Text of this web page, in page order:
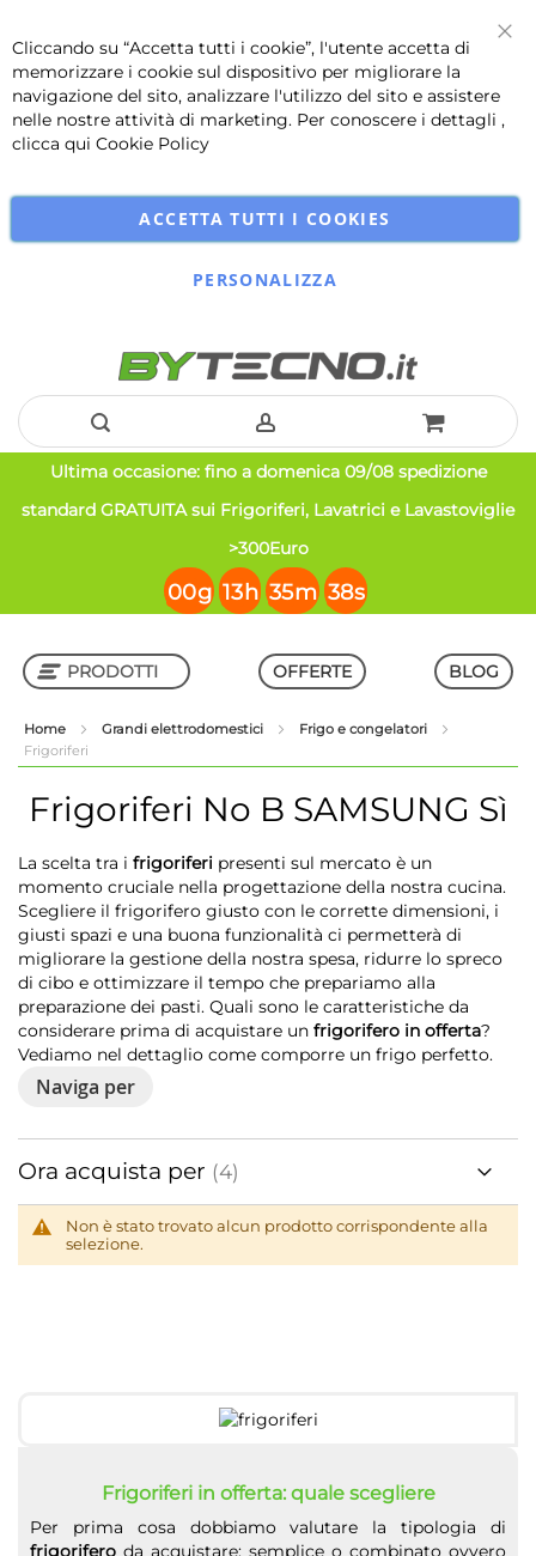
Cliccando su “Accetta tutti i cookie”, l'utente accetta di
memorizzare i cookie sul dispositivo per migliorare la
navigazione del sito, analizzare l'utilizzo del sito e assistere
nelle nostre attività di marketing. Per conoscere i dettagli ,
clicca qui Cookie Policy
ACCETTA TUTTI I COOKIES
PERSONALIZZA
Salta
al
Ultima occasione: fino a domenica 09/08 spedizione
standard GRATUITA sui Frigoriferi, Lavatrici e Lavastoviglie
>300Euro
00g 13h 35m 37s
PRODOTTI
Shop in Shop
OFFERTE BLOG
Home Grandi elettrodomestici
Frigo e congelatori
Frigoriferi
Frigoriferi No B SAMSUNG Sì
La scelta tra i frigoriferi presenti sul mercato è un
momento cruciale nella progettazione della nostra cucina.
Scegliere il frigorifero giusto con le corrette dimensioni, i
giusti spazi e una buona funzionalità ci permetterà di
migliorare la gestione della nostra spesa, ridurre lo spreco
di cibo e ottimizzare il tempo che prepariamo alla
preparazione dei pasti. Quali sono le caratteristiche da
considerare prima di acquistare un frigorifero in offerta?
Vediamo nel dettaglio come comporre un frigo perfetto.
Non è stato trovato alcun prodotto corrispondente alla
selezione.
Naviga per
Ora acquista per
Frigoriferi in offerta: quale scegliere
Per prima cosa dobbiamo valutare la tipologia di
frigorifero da acquistare: semplice o combinato ovvero